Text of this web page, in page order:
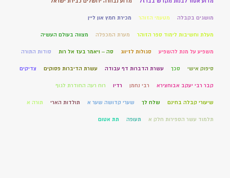
מושגים בקבלה מטעמי הזוהר מכירת חמץ און ליין
מעלת וחשיבות לימוד ספר הזוהר מערת המכפלה מצווה בעולם העשיה
משפיע על מנת להשפיע סגולות לזיווג סה – ויאמר בעז אל רות סודות התורה
סיפוק אישי סכך עשרת הדברות דף עבודה עשרת הדיברות פסוקים צדיקים
קבר רבי יעקב אבוחצירא רבי נחמן רדיו רוח רעה החודרת לגוף
שיעורי קבלה בחינם שלח לך שערי קדושה שער א תולדות הארי תורה א
תלמוד עשר הספירות חלק א תעופה תת אטום